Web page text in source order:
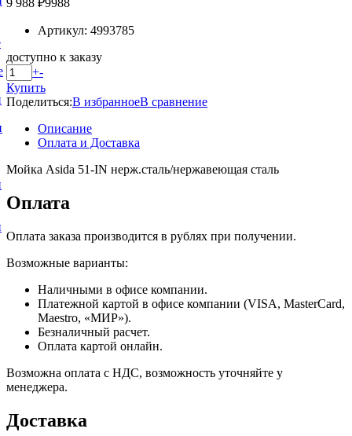
Артикул: 4993785
доступно к заказу
+-
Купить
Поделиться:В избранноеВ сравнение
Описание
Оплата и Доставка
Мойка Asida 51-IN нерж.сталь/нержавеющая сталь
Оплата
Оплата заказа производится в рублях при получении.
Возможные варианты:
Наличными в офисе компании.
Платежной картой в офисе компании (VISA, MasterCard,
Maestro, «МИР»).
Безналичный расчет.
Оплата картой онлайн.
Возможна оплата с НДС, возможность уточняйте у
менеджера.
Доставка